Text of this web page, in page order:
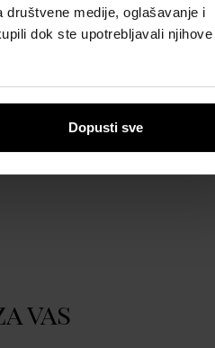
medije, oglašavanje i
dok ste upotrebljavali njihove
Dopusti sve
Puig Brands, S.A.
www.jeanpaulgaultier.com
vas